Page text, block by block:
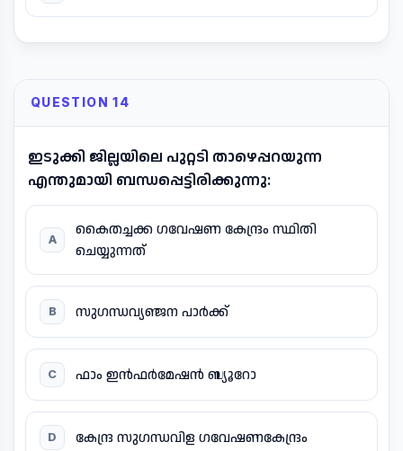
QUESTION 14
ഇടുക്കി ജില്ലയിലെ പുറ്റടി താഴെപ്പറയുന്ന
എന്തുമായി ബന്ധപ്പെട്ടിരിക്കുന്നു:
A
കൈതച്ചക്ക ഗവേഷണ കേന്ദ്രം സ്ഥിതി
ചെയ്യുന്നത്
B സുഗന്ധവ്യഞ്ജന പാർക്ക്
C ഫാം ഇൻഫർമേഷൻ ബ്യൂറോ
D കേന്ദ്ര സുഗന്ധവിള ഗവേഷണകേന്ദ്രം